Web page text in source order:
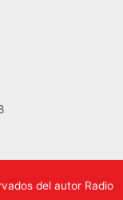
del autor Radio